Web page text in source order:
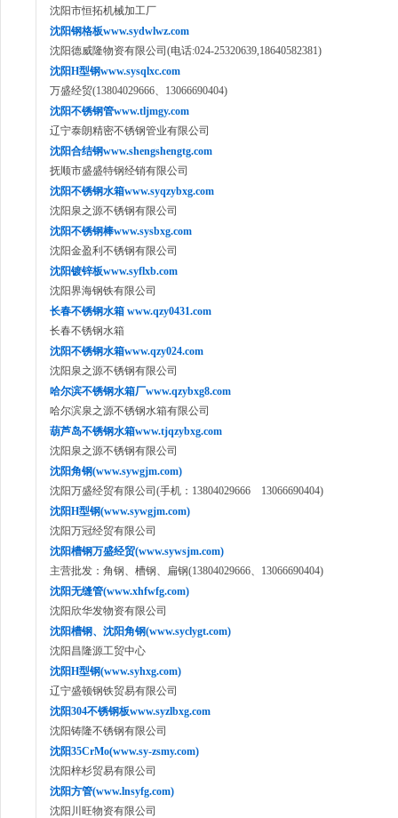
沈阳市恒拓机械加工厂
沈阳钢格板www.sydwlwz.com
沈阳德威隆物资有限公司(电话:024-25320639,18640582381)
沈阳H型钢www.sysqlxc.com
万盛经贸(13804029666、13066690404)
沈阳不锈钢管www.tljmgy.com
辽宁泰朗精密不锈钢管业有限公司
沈阳合结钢www.shengshengtg.com
抚顺市盛盛特钢经销有限公司
沈阳不锈钢水箱www.syqzybxg.com
沈阳泉之源不锈钢有限公司
沈阳不锈钢棒www.sysbxg.com
沈阳金盈利不锈钢有限公司
沈阳镀锌板www.syflxb.com
沈阳界海钢铁有限公司
长春不锈钢水箱 www.qzy0431.com
长春不锈钢水箱
沈阳不锈钢水箱www.qzy024.com
沈阳泉之源不锈钢有限公司
哈尔滨不锈钢水箱厂www.qzybxg8.com
哈尔滨泉之源不锈钢水箱有限公司
葫芦岛不锈钢水箱www.tjqzybxg.com
沈阳泉之源不锈钢有限公司
沈阳角钢(www.sywgjm.com)
沈阳万盛经贸有限公司(手机：13804029666 13066690404)
沈阳H型钢(www.sywgjm.com)
沈阳万冠经贸有限公司
沈阳槽钢万盛经贸(www.sywsjm.com)
主营批发：角钢、槽钢、扁钢(13804029666、13066690404)
沈阳无缝管(www.xhfwfg.com)
沈阳欣华发物资有限公司
沈阳槽钢、沈阳角钢(www.syclygt.com)
沈阳昌隆源工贸中心
沈阳H型钢(www.syhxg.com)
辽宁盛顿钢铁贸易有限公司
沈阳304不锈钢板www.syzlbxg.com
沈阳铸隆不锈钢有限公司
沈阳35CrMo(www.sy-zsmy.com)
沈阳梓杉贸易有限公司
沈阳方管(www.lnsyfg.com)
沈阳川旺物资有限公司